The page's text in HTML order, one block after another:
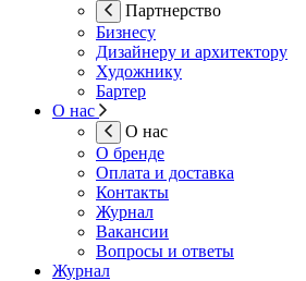
Партнерство
Бизнесу
Дизайнеру и архитектору
Художнику
Бартер
О нас
О нас
О бренде
Оплата и доставка
Контакты
Журнал
Вакансии
Вопросы и ответы
Журнал